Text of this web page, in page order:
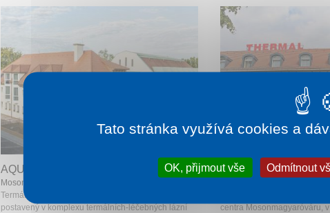
AQUA HOTEL TERMÁL
Mosonmagyaróvár
Termál hotel Aqua se nachází ve středu města,
postavený v komplexu termálních-léčebných lázní
THERMAL HOTEL
centra Mosonmagyaróváru,
Tato stránka využívá cookies a
OK, přijmout vše Odmítnout